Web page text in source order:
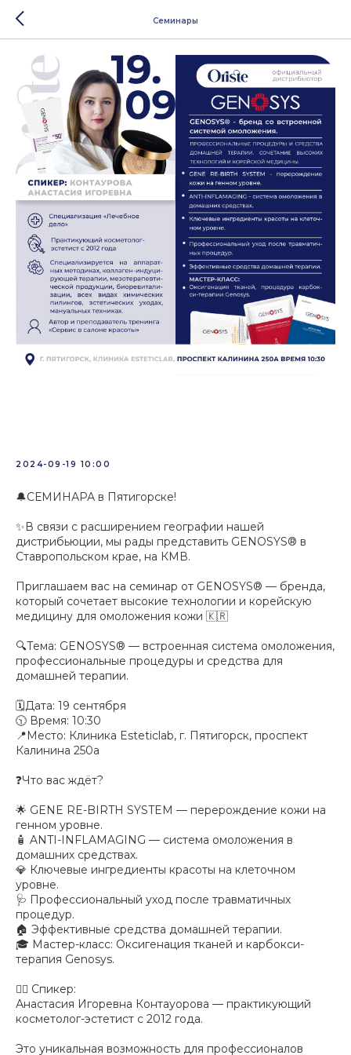
Семинары
2024-09-19 10:00
🔔СЕМИНАРА в Пятигорске!
✨В связи с расширением географии нашей
дистрибьюции, мы рады представить GENOSYS®️ в
Ставропольском крае, на КМВ.
Приглашаем вас на семинар от GENOSYS®️ — бренда,
который сочетает высокие технологии и корейскую
медицину для омоложения кожи 🇰🇷
🔍Тема: GENOSYS®️ — встроенная система омоложения,
профессиональные процедуры и средства для
домашней терапии.
🗓Дата: 19 сентября
🕥 Время: 10:30
📍Место: Клиника Esteticlab, г. Пятигорск, проспект
Калинина 250а
❓Что вас ждёт?
🌟 GENE RE-BIRTH SYSTEM — перерождение кожи на
генном уровне.
🧴 ANTI-INFLAMAGING — система омоложения в
домашних средствах.
💎 Ключевые ингредиенты красоты на клеточном
уровне.
🩺 Профессиональный уход после травматичных
процедур.
🏠 Эффективные средства домашней терапии.
🎓 Мастер-класс: Оксигенация тканей и карбокси-
терапия Genosys.
👩‍⚕️ Спикер:
Анастасия Игоревна Контауорова — практикующий
косметолог-эстетист с 2012 года.
Это уникальная возможность для профессионалов